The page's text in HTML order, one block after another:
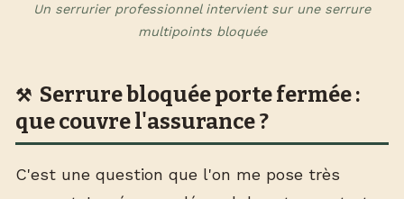
Un serrurier professionnel intervient sur une serrure
multipoints bloquée
Serrure bloquée porte fermée :
que couvre l'assurance ?
C'est une question que l'on me pose très